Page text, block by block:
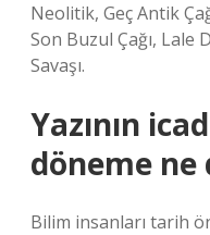
Neolitik, Geç Antik
Son Buzul Çağı, Lale
Savaşı.
Yazının
döneme ne
Bilim insanları tarih